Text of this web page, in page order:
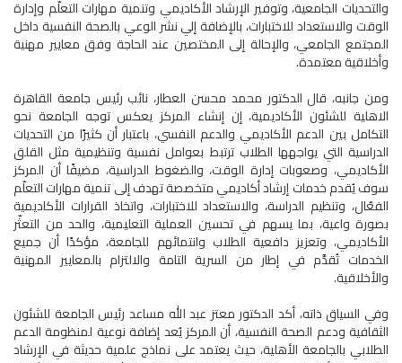
والتحديات الجامعية، وتوفير الإرشاد الأكاديمي وتنمية مهارات التعلّم وإدارة
الوقت والاستعداد للاختبارات، بالإضافة إلي نشر الوعي بالصحة النفسية داخل
المجتمع الجامعي، والإحالة إلى المختصين عند الحاجة وفق معايير مهنية
وأخلاقية معتمدة.
ومن جانبه، قال الدكتور محمد محسن العطار، نائب رئيس جامعة القاهرة
الاهلية للشئون الأكاديمية، إن إنشاء المركز يعكس توجه الجامعة نحو
التكامل بين الدعم الأكاديمي والدعم النفسي، باعتبار أن كثيرًا من التحديات
الدراسية التي يواجهها الطلاب ترتبط بعوامل نفسية وتنظيمية مثل القلق
الأكاديمي، وصعوبات إدارة الوقت، والضغوط الدراسية، مضيفًا أن المركز
سوف يُقدم خدمات إرشاد أكاديمي متخصصة تهدف إلى تنمية مهارات التعلّم
الفعّال، وتنظيم الدراسة، والاستعداد للاختبارات، واتخاذ القرارات الأكاديمية
بصورة واعية، بما يسهم في تحسين العملية التعليمية، والحد من التعثّر
الأكاديمي، وتعزيز دافعية الطلاب وانتمائهم للجامعة، مؤكدًا أن جميع
الخدمات تُقدَّم في إطار من السرية التامة والالتزام بالمعايير المهنية
والأخلاقية.
وفي السياق ذاته، أكد الدكتور معتز عبد الله مساعد رئيس الجامعة للشئون
الثقافية ودعم الصحة النفسية، أن المركز يُعد إضافة نوعية لمنظومة الدعم
الطلابي بالجامعة الأهلية، حيث يعتمد على نماذج علمية حديثة في الإرشاد